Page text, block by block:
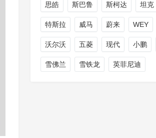
思皓 斯巴鲁 斯柯达 坦克
特斯拉 威马 蔚来 WEY
沃尔沃 五菱 现代 小鹏
雪佛兰 雪铁龙 英菲尼迪